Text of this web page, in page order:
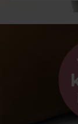
statement,
vælger små
hoops eller
Har du flere
forskellige
mellemstore
personligt og
skabt til
og findes i